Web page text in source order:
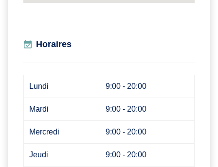
Horaires
Lundi 9:00 - 20:00
Mardi 9:00 - 20:00
Mercredi 9:00 - 20:00
Jeudi 9:00 - 20:00